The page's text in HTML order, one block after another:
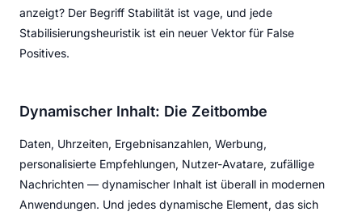
anzeigt? Der Begriff Stabilität ist vage, und jede
Stabilisierungsheuristik ist ein neuer Vektor für False
Positives.
Dynamischer Inhalt: Die Zeitbombe
Daten, Uhrzeiten, Ergebnisanzahlen, Werbung,
personalisierte Empfehlungen, Nutzer-Avatare, zufällige
Nachrichten — dynamischer Inhalt ist überall in modernen
Anwendungen. Und jedes dynamische Element, das sich